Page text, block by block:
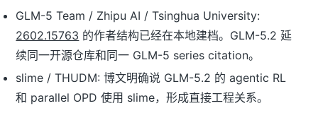
GLM-5 Team / Zhipu AI / Tsinghua University:
2602.15763 的作者结构已经在本地建档。GLM-5.2 延
续同一开源仓库和同一 GLM-5 series citation。
slime / THUDM: 博文明确说 GLM-5.2 的 agentic RL
和 parallel OPD 使用 slime，形成直接工程关系。